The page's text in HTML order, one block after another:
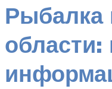
Рыбалка
области: